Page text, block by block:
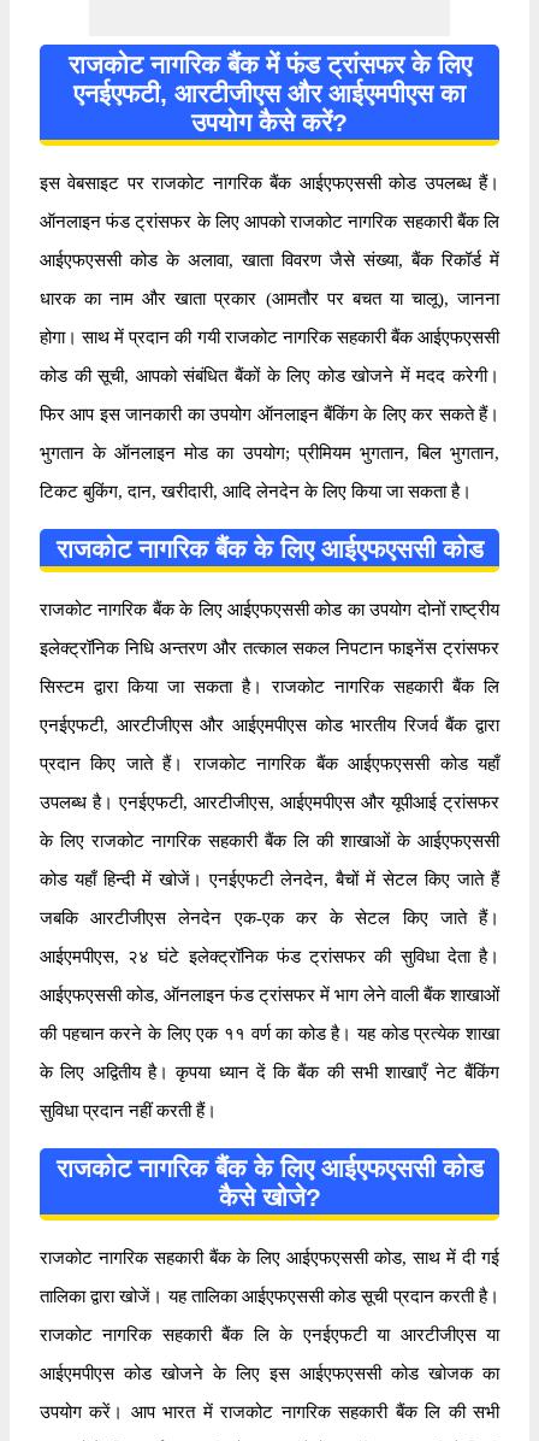
राजकोट नागरिक बैंक में फंड ट्रांसफर के लिए
एनईएफटी, आरटीजीएस और आईएमपीएस का
उपयोग कैसे करें?
इस वेबसाइट पर राजकोट नागरिक बैंक आईएफएससी कोड उपलब्ध हैं।
ऑनलाइन फंड ट्रांसफर के लिए आपको राजकोट नागरिक सहकारी बैंक लि
आईएफएससी कोड के अलावा, खाता विवरण जैसे संख्या, बैंक रिकॉर्ड में
धारक का नाम और खाता प्रकार (आमतौर पर बचत या चालू), जानना
होगा। साथ में प्रदान की गयी राजकोट नागरिक सहकारी बैंक आईएफएससी
कोड की सूची, आपको संबंधित बैंकों के लिए कोड खोजने में मदद करेगी।
फिर आप इस जानकारी का उपयोग ऑनलाइन बैंकिंग के लिए कर सकते हैं।
भुगतान के ऑनलाइन मोड का उपयोग; प्रीमियम भुगतान, बिल भुगतान,
टिकट बुकिंग, दान, खरीदारी, आदि लेनदेन के लिए किया जा सकता है।
राजकोट नागरिक बैंक के लिए आईएफएससी कोड
राजकोट नागरिक बैंक के लिए आईएफएससी कोड का उपयोग दोनों राष्ट्रीय
इलेक्ट्रॉनिक निधि अन्तरण और तत्काल सकल निपटान फाइनेंस ट्रांसफर
सिस्टम द्वारा किया जा सकता है। राजकोट नागरिक सहकारी बैंक लि
एनईएफटी, आरटीजीएस और आईएमपीएस कोड भारतीय रिजर्व बैंक द्वारा
प्रदान किए जाते हैं। राजकोट नागरिक बैंक आईएफएससी कोड यहाँ
उपलब्ध है। एनईएफटी, आरटीजीएस, आईएमपीएस और यूपीआई ट्रांसफर
के लिए राजकोट नागरिक सहकारी बैंक लि की शाखाओं के आईएफएससी
कोड यहाँ हिन्दी में खोजें। एनईएफटी लेनदेन, बैचों में सेटल किए जाते हैं
जबकि आरटीजीएस लेनदेन एक-एक कर के सेटल किए जाते हैं।
आईएमपीएस, २४ घंटे इलेक्ट्रॉनिक फंड ट्रांसफर की सुविधा देता है।
आईएफएससी कोड, ऑनलाइन फंड ट्रांसफर में भाग लेने वाली बैंक शाखाओं
की पहचान करने के लिए एक ११ वर्ण का कोड है। यह कोड प्रत्येक शाखा
के लिए अद्वितीय है। कृपया ध्यान दें कि बैंक की सभी शाखाएँ नेट बैंकिंग
सुविधा प्रदान नहीं करती हैं।
राजकोट नागरिक बैंक के लिए आईएफएससी कोड
कैसे खोजे?
राजकोट नागरिक सहकारी बैंक के लिए आईएफएससी कोड, साथ में दी गई
तालिका द्वारा खोजें। यह तालिका आईएफएससी कोड सूची प्रदान करती है।
राजकोट नागरिक सहकारी बैंक लि के एनईएफटी या आरटीजीएस या
आईएमपीएस कोड खोजने के लिए इस आईएफएससी कोड खोजक का
उपयोग करें। आप भारत में राजकोट नागरिक सहकारी बैंक लि की सभी